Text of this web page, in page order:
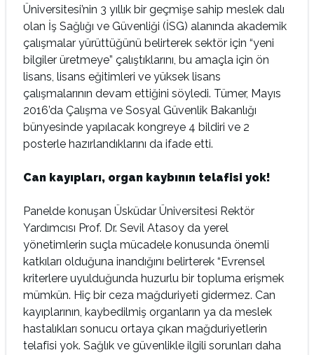
Üniversitesi’nin 3 yıllık bir geçmişe sahip meslek dalı
olan İş Sağlığı ve Güvenliği (İSG) alanında akademik
çalışmalar yürüttüğünü belirterek sektör için “yeni
bilgiler üretmeye” çalıştıklarını, bu amaçla için ön
lisans, lisans eğitimleri ve yüksek lisans
çalışmalarının devam ettiğini söyledi. Tümer, Mayıs
2016’da Çalışma ve Sosyal Güvenlik Bakanlığı
bünyesinde yapılacak kongreye 4 bildiri ve 2
posterle hazırlandıklarını da ifade etti.
Can kayıpları, organ kaybının telafisi yok!
Panelde konuşan Üsküdar Üniversitesi Rektör
Yardımcısı Prof. Dr. Sevil Atasoy da yerel
yönetimlerin suçla mücadele konusunda önemli
katkıları olduğuna inandığını belirterek “Evrensel
kriterlere uyulduğunda huzurlu bir topluma erişmek
mümkün. Hiç bir ceza mağduriyeti gidermez. Can
kayıplarının, kaybedilmiş organların ya da meslek
hastalıkları sonucu ortaya çıkan mağduriyetlerin
telafisi yok. Sağlık ve güvenlikle ilgili sorunları daha